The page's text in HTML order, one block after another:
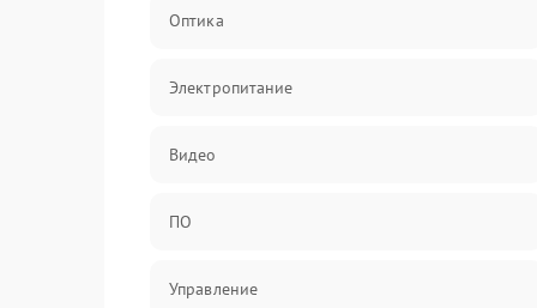
Оптика
Электропитание
Видео
ПО
Управление